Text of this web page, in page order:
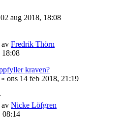
aug 2018, 18:08
av Fredrik Thörn
18:08
kraven?
» ons 14 feb 2018, 21:19
av Nicke Löfgren
08:14